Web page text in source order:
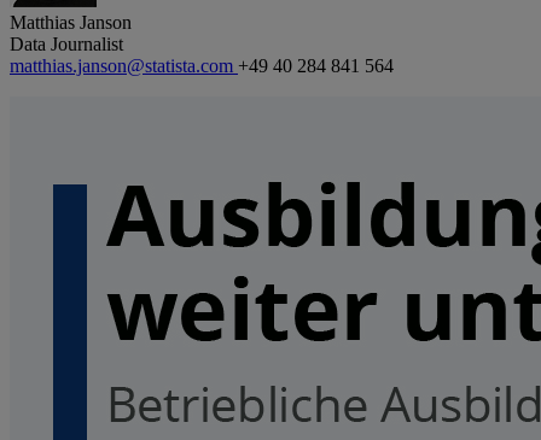
Matthias Janson
Data Journalist
matthias.janson@statista.com +49 40 284 841 564